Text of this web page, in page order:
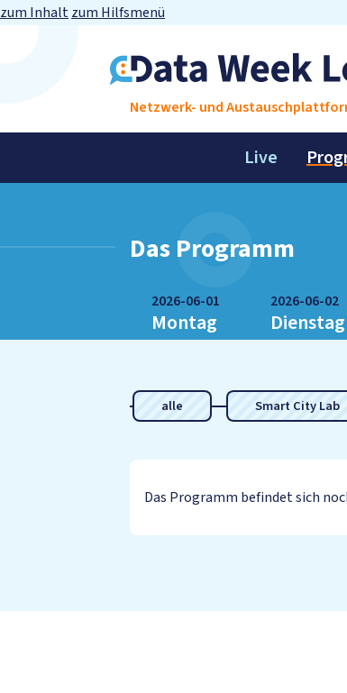
zum Inhaltzum Hilfsmenü
Netzwerk- und
Live
Das Programm
Montag
2026-06-01
Dienstag
2026-06-02
alle Smart City Lab
Das Programm befindet sich